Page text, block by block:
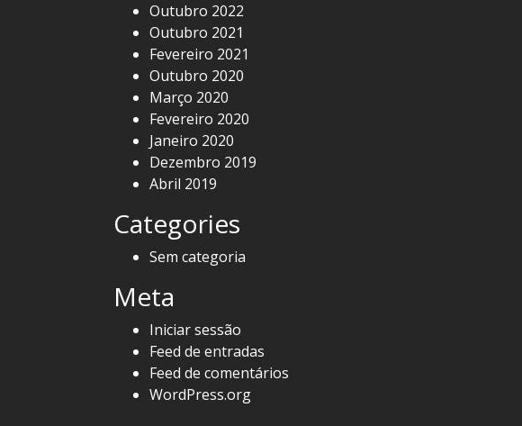
Outubro 2022
Outubro 2021
Fevereiro 2021
Outubro 2020
Março 2020
Fevereiro 2020
Janeiro 2020
Dezembro 2019
Abril 2019
Categories
Sem categoria
Meta
Iniciar sessão
Feed de entradas
Feed de comentários
WordPress.org